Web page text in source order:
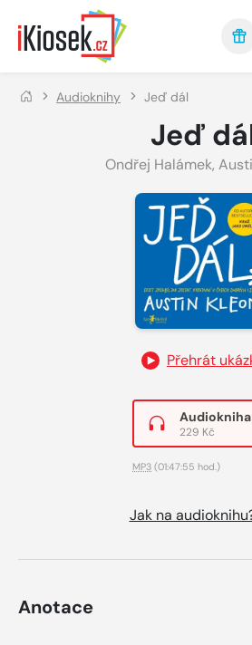
Přejít na hlavní obsah
Audioknihy Jeď dál
Jeď
Ondřej Halámek,
Přehrát
Audiokniha
229 Kč
MP3 (01:47:55 hod.)
Jak na
Anotace